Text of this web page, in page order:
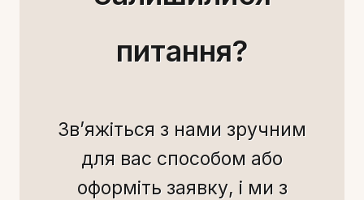
питання?
Зв’яжіться з нами зручним
для вас способом або
оформіть заявку, і ми з